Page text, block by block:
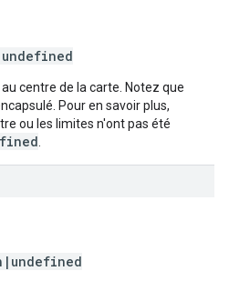
centre de la carte. Notez que
Pour en savoir plus,
ou les limites n'ont pas été